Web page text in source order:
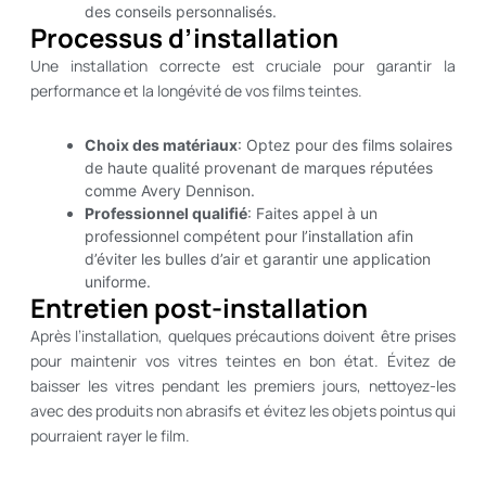
des conseils personnalisés.
Processus d’installation
Une installation correcte est cruciale pour garantir la
performance et la longévité de vos films teintes.
Choix des matériaux: Optez pour des films solaires
de haute qualité provenant de marques réputées
comme Avery Dennison.
Professionnel qualifié: Faites appel à un
professionnel compétent pour l’installation afin
d’éviter les bulles d’air et garantir une application
uniforme.
Entretien post-installation
Après l’installation, quelques précautions doivent être prises
pour maintenir vos vitres teintes en bon état. Évitez de
baisser les vitres pendant les premiers jours, nettoyez-les
avec des produits non abrasifs et évitez les objets pointus qui
pourraient rayer le film.